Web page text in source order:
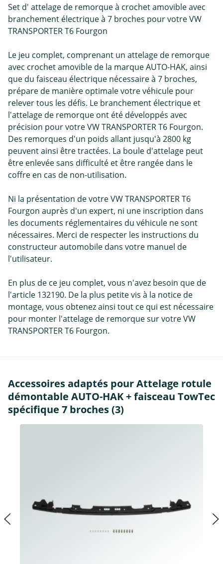
Set d' attelage de remorque à crochet amovible avec
branchement électrique à 7 broches pour votre VW
TRANSPORTER T6 Fourgon
Le jeu complet, comprenant un attelage de remorque
avec crochet amovible de la marque AUTO-HAK, ainsi
que du faisceau électrique nécessaire à 7 broches,
prépare de manière optimale votre véhicule pour
relever tous les défis. Le branchement électrique et
l'attelage de remorque ont été développés avec
précision pour votre VW TRANSPORTER T6 Fourgon.
Des remorques d'un poids allant jusqu'à 2800 kg
peuvent ainsi être tractées. La boule d'attelage peut
être enlevée sans difficulté et être rangée dans le
coffre en cas de non-utilisation.
Ni la présentation de votre VW TRANSPORTER T6
Fourgon auprès d'un expert, ni une inscription dans
les documents réglementaires du véhicule ne sont
nécessaires. Merci de respecter les instructions du
constructeur automobile dans votre manuel de
l'utilisateur.
En plus de ce jeu complet, vous n'avez besoin que de
l'article 132190. De la plus petite vis à la notice de
montage, vous obtenez ainsi tout ce qui est nécessaire
pour monter l'attelage de remorque sur votre VW
TRANSPORTER T6 Fourgon.
Accessoires adaptés pour Attelage rotule
démontable AUTO-HAK + faisceau TowTec
spécifique 7 broches (3)